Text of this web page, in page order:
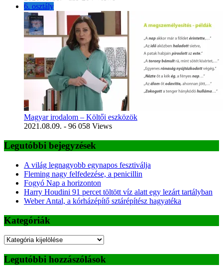
6. osztály
Magyar irodalom – Költői eszközök
2021.08.09. - 96 058 Views
Legutóbbi bejegyzések
A világ legnagyobb egynapos fesztiválja
Fleming nagy felfedezése, a penicillin
Fogyó Nap a horizonton
Harry Houdini 91 percet töltött víz alatt egy lezárt tartályban
Weber Antal, a kórházépítő sztárépítész hagyatéka
Kategóriák
Kategóriák
Legutóbbi hozzászólások